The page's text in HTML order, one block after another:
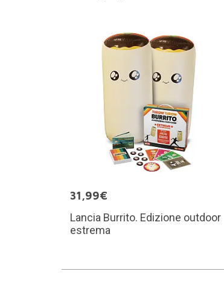
31,99€
Lancia Burrito. Edizione outdoor
estrema